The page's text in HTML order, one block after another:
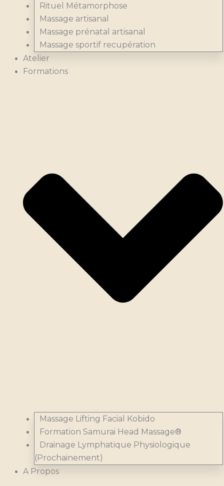
Rituel Métamorphose
Massage artisanal
Massage prénatal artisanal
Massage sportif recupération
Atelier
Formations
Massage Lifting Facial Kobido
Formation Samurai Head Massage®
Drainage Lymphatique Physiologique
(Prochainement)
A Propos